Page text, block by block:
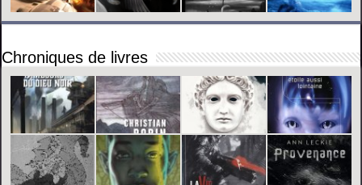
Chroniques de livres